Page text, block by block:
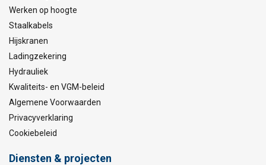
Werken op hoogte
Staalkabels
Hijskranen
Ladingzekering
Hydrauliek
Kwaliteits- en VGM-beleid
Algemene Voorwaarden
Privacyverklaring
Cookiebeleid
Diensten & projecten